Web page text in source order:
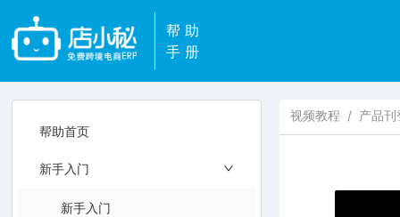
帮助
手册
帮助首页
新手入门
新手入门
视频教程 / 产品刊